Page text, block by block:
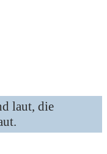
laut, die